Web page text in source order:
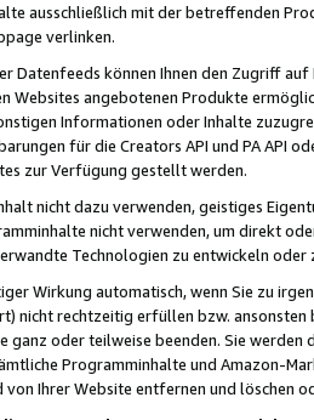
ausschließlich mit der betreffenden
verlinken.
Datenfeeds können Ihnen den Zugriff
Websites angebotenen Produkte
Informationen oder Inhalte
für die Creators API und PA API
zur Verfügung gestellt werden.
nicht dazu verwenden, geistiges
nicht verwenden, um direkt
Technologien zu entwickeln
Wirkung automatisch, wenn Sie zu
nicht rechtzeitig erfüllen bzw. ansonsten
ganz oder teilweise beenden. Sie werden
Programminhalte und Amazon-
Ihrer Website entfernen und löschen